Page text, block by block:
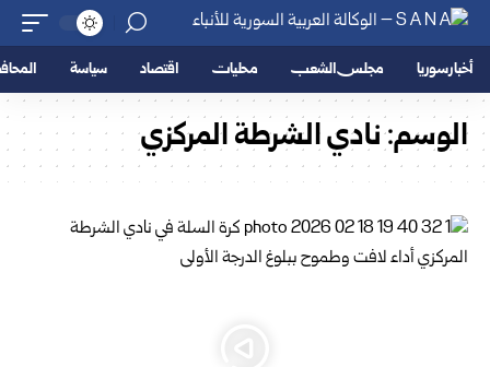
أخبار سوريا مجلس الشعب محليات اقتصاد سياسة
الوسم:نادي الشرطة المركزي